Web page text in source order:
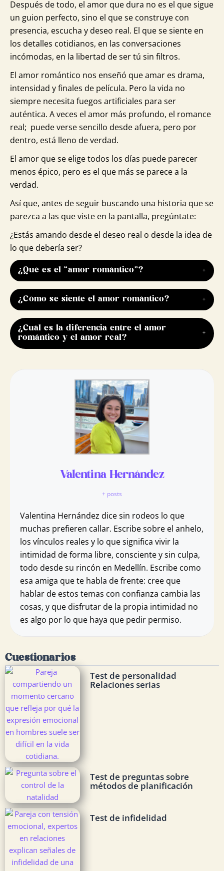
Después de todo, el amor que dura no es el que sigue
un guion perfecto, sino el que se construye con
presencia, escucha y deseo real. El que se siente en
los detalles cotidianos, en las conversaciones
incómodas, en la libertad de ser tú sin filtros.
El amor romántico nos enseñó que amar es drama,
intensidad y finales de película. Pero la vida no
siempre necesita fuegos artificiales para ser
auténtica. A veces el amor más profundo, el romance
real; puede verse sencillo desde afuera, pero por
dentro, está lleno de verdad.
El amor que se elige todos los días puede parecer
menos épico, pero es el que más se parece a la
verdad.
Así que, antes de seguir buscando una historia que se
parezca a las que viste en la pantalla, pregúntate:
¿Estás amando desde el deseo real o desde la idea de
lo que debería ser?
¿Qué es el “amor romántico”?
El amor romántico es una forma idealizada de
amar, basada en la pasión, la exclusividad y la
idea de encontrar a “la persona perfecta”. Suele
verse como un vínculo profundo y eterno, pero
también puede generar expectativas poco
¿Cómo se siente el amor romántico?
El amor romántico se siente como una conexión
intensa y profunda con otra persona. Hay deseo,
emoción, mariposas en el estómago y una fuerte
sensación de que esa persona es única e
¿Cuál es la diferencia entre el amor
romántico y el amor real?
Amor romántico: Se basa en la fantasía, la
pasión intensa y la idea de que el amor lo puede
todo. Se idealiza a la pareja y se busca una
conexión perfecta y mágica.
: Se basa en la aceptación, el
idealiza, sino que reconoce defectos, enfrenta
En resumen, el amor romántico enamora; el
amor real construye.
Valentina Hernández
+ posts
Valentina Hernández dice sin rodeos lo que
muchas prefieren callar. Escribe sobre el anhelo,
los vínculos reales y lo que significa vivir la
intimidad de forma libre, consciente y sin culpa,
todo desde su rincón en Medellín. Escribe como
esa amiga que te habla de frente: cree que
hablar de estos temas con confianza cambia las
cosas, y que disfrutar de la propia intimidad no
es algo por lo que haya que pedir permiso.
Cuestionarios
Test de personalidad
Relaciones serias
Test de preguntas sobre
métodos de planificación
Test de infidelidad